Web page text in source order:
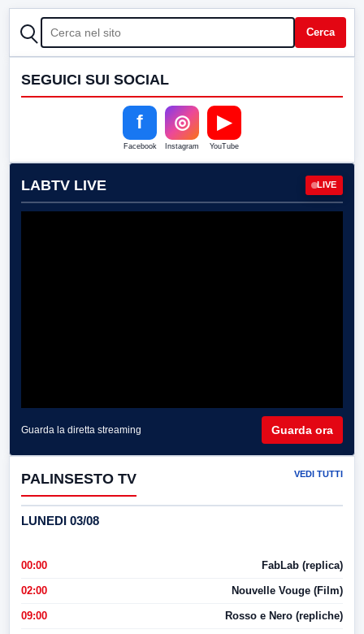
CERCA Cerca
SEGUICI SUI SOCIAL
f
Facebook
◎
Instagram
▶
YouTube
LABTV LIVE LIVE
Guarda la diretta streaming Guarda ora
PALINSESTO TV VEDI TUTTI
LUNEDI 03/08
00:00 FabLab (replica)
02:00 Nouvelle Vouge (Film)
09:00 Rosso e Nero (repliche)